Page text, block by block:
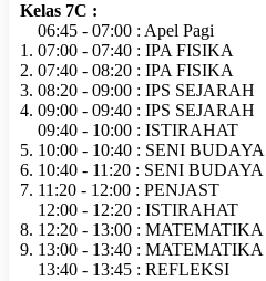
Kelas 7C :
06:45 - 07:00 : Apel Pagi
1. 07:00 - 07:40 : IPA FISIKA
2. 07:40 - 08:20 : IPA FISIKA
3. 08:20 - 09:00 : IPS SEJARAH
4. 09:00 - 09:40 : IPS SEJARAH
09:40 - 10:00 : ISTIRAHAT
5. 10:00 - 10:40 : SENI BUDAYA
6. 10:40 - 11:20 : SENI BUDAYA
7. 11:20 - 12:00 : PENJAST
12:00 - 12:20 : ISTIRAHAT
8. 12:20 - 13:00 : MATEMATIKA
9. 13:00 - 13:40 : MATEMATIKA
13:40 - 13:45 : REFLEKSI